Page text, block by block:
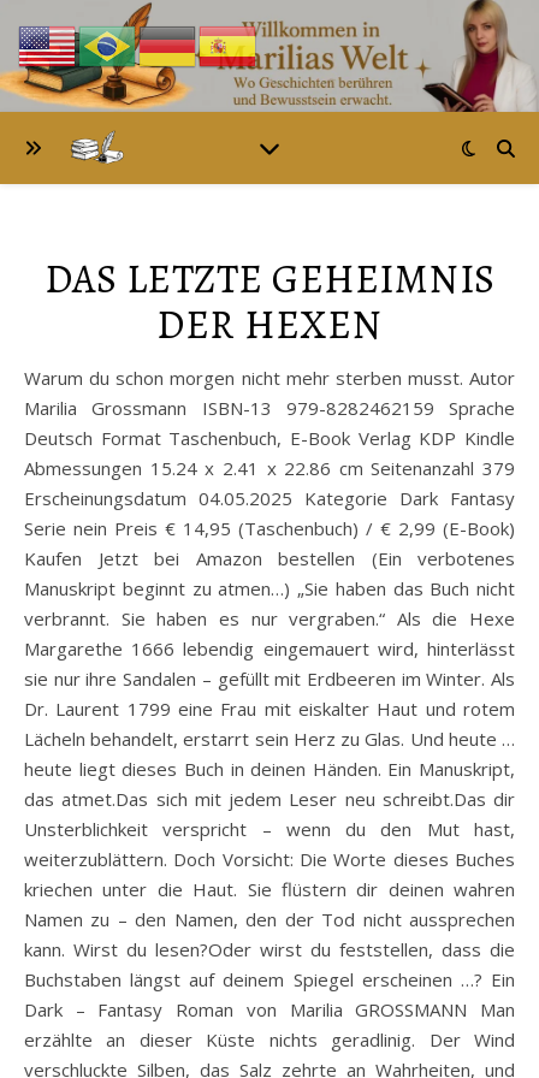
DAS LETZTE GEHEIMNIS
DER HEXEN
Warum du schon morgen nicht mehr sterben musst. Autor
Marilia Grossmann ISBN-13 979-8282462159 Sprache
Deutsch Format Taschenbuch, E-Book Verlag KDP Kindle
Abmessungen 15.24 x 2.41 x 22.86 cm Seitenanzahl 379
Erscheinungsdatum 04.05.2025 Kategorie Dark Fantasy
Serie nein Preis € 14,95 (Taschenbuch) / € 2,99 (E-Book)
Kaufen Jetzt bei Amazon bestellen (Ein verbotenes
Manuskript beginnt zu atmen…) „Sie haben das Buch nicht
verbrannt. Sie haben es nur vergraben.“ Als die Hexe
Margarethe 1666 lebendig eingemauert wird, hinterlässt
sie nur ihre Sandalen – gefüllt mit Erdbeeren im Winter. Als
Dr. Laurent 1799 eine Frau mit eiskalter Haut und rotem
Lächeln behandelt, erstarrt sein Herz zu Glas. Und heute …
heute liegt dieses Buch in deinen Händen. Ein Manuskript,
das atmet.Das sich mit jedem Leser neu schreibt.Das dir
Unsterblichkeit verspricht – wenn du den Mut hast,
weiterzublättern. Doch Vorsicht: Die Worte dieses Buches
kriechen unter die Haut. Sie flüstern dir deinen wahren
Namen zu – den Namen, den der Tod nicht aussprechen
kann. Wirst du lesen?Oder wirst du feststellen, dass die
Buchstaben längst auf deinem Spiegel erscheinen …? Ein
Dark – Fantasy Roman von Marilia GROSSMANN Man
erzählte an dieser Küste nichts geradlinig. Der Wind
verschluckte Silben, das Salz zehrte an Wahrheiten, und